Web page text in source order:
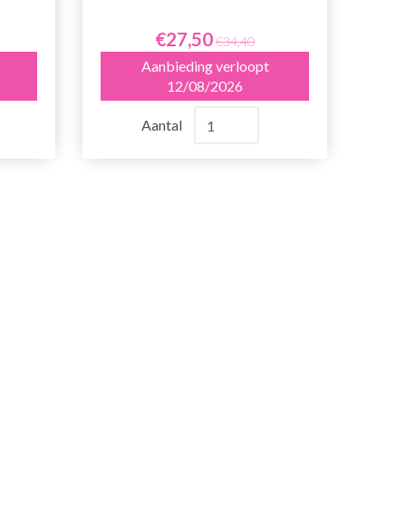
€27,50€34,40
Aanbieding verloopt
12/08/2026
Aantal